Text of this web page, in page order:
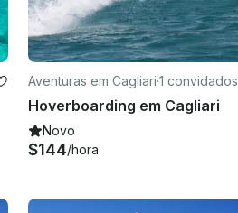
Aventuras em Cagliari·1 convidados
Hoverboarding em Cagliari
Novo
$144/hora